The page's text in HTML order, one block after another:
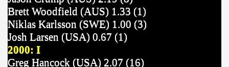
Brett Woodfield (AUS) 1.33 (1)
Niklas Karlsson (SWE) 1.00 (3)
Josh Larsen (USA) 0.67 (1)
2000: I
Greg Hancock (USA) 2.07 (16)